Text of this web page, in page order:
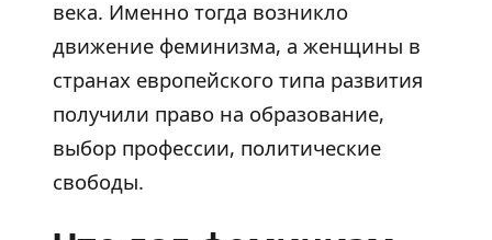
века. Именно тогда возникло
движение феминизма, а женщины в
странах европейского типа развития
получили право на образование,
выбор профессии, политические
свободы.